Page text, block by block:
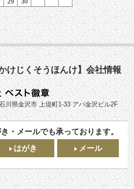
けじくそうほんけ】会社情報
川県金沢市 上堤町1-33 アパ金沢ビル2F
・メールでも承っております。
はがき メール